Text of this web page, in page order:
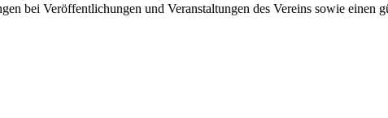
bei Veröffentlichungen und Veranstaltungen des Vereins sowie einen